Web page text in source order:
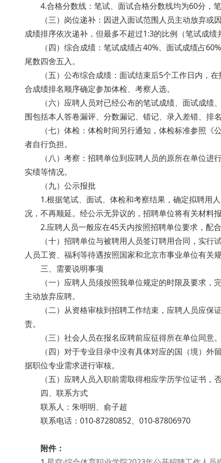
4.合格分数线：笔试、面试合格分数线均为60分
（三）岗位递补：因进入面试范围人员主动放弃或
成绩排序依次递补，但最多不超过1:3的比例（笔试成绩并
（四）综合成绩：笔试成绩占40%、面试成绩占
尾数四舍五入。
（五）公布综合成绩：面试结束后5个工作日内，
合成绩排名顺序确定参加体检、考察人选。
（六）应聘人员对已经公布的笔试成绩、面试成
围包括本人答卷漏评、分数漏记、错记、录入差错、排
（七）体检：体检时间另行通知，体检标准参照
者自行负担。
（八）考察：招聘单位到应聘人员的原所在单位进
实绩等情况。
（九）公示报批
1.根据笔试、面试、体检和考察结果，确定拟聘
况，不再顺延。经公示无异议的，招聘单位将有关
2.应聘人员一般应在45天内按照招聘单位要求，配合
（十）招聘单位与被聘用人员签订聘用合同，实行
人员工资、福利等待遇按照国家和北京市事业单位有关规
三、需要说明事项
（一）应聘人员须按照我单位规定的时限及要求，完
主动放弃应聘。
（二）从资格审核到招聘工作结束，应聘人员应保
责。
（三）社会人员在报名应聘前应征得所在单位同意
（四）对于专业目录中没有具体对应的国（境）外
据职位专业需求进行审核。
（五）应聘人员入职前需取得相应学历学位证书，否
四、联系方式
联系人：朱明明、俞子超
联系电话：010-87280852、010-87806970
附件：